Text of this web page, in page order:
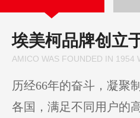
埃美柯品牌创立
AMICO WAS FOUNDED IN 1954
历经66年的奋斗，凝聚
各国，满足不同用户的